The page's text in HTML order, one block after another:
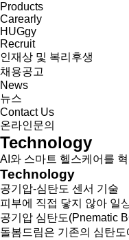
Products
Carearly
HUGgy
Recruit
인재상 및 복리후생
채용공고
News
뉴스
Contact Us
온라인문의
Technology
AI와 스마트 헬스케어를
Technology
공기압-심탄도 센서 기술
피부에 직접 닿지 않아 일
공기압 심탄도(Pnematic
돌봄드림은 기존의 심탄